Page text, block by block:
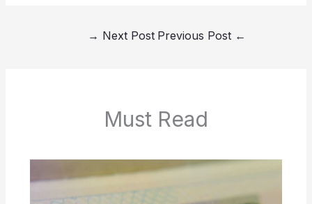
←
Next Post
→
Must Read